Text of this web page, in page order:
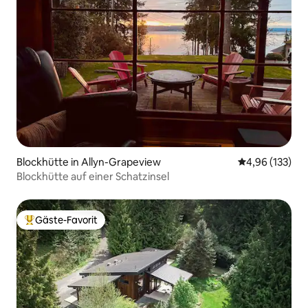
Blockhütte in Allyn-Grapeview
4,96 (133)
Blockhütte auf einer Schatzinsel
Beliebter Gäste-Favorit.
Gäste-Favorit